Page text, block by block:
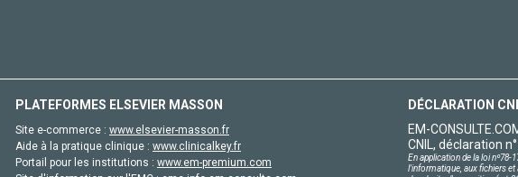
PLATEFORMES ELSEVIER MASSON
Site e-commerce : www.elsevier-masson.fr
Aide à la pratique clinique : www.clinicalkey.fr
Portail pour les institutions : www.em-premium.com
DÉCLARATION
EM-
CNIL, déclaration
En application de la loi nº78-
l'informatique, aux fichiers